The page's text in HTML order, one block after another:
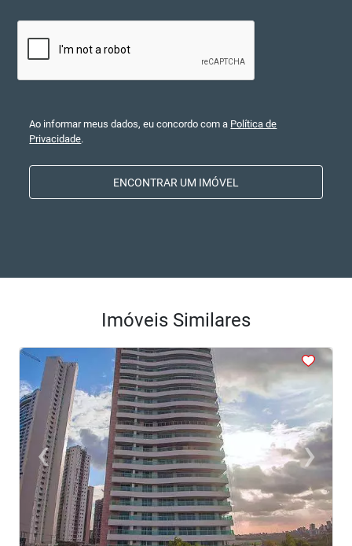
Ao informar meus dados, eu concordo com a Política de
Privacidade.
ENCONTRAR UM IMÓVEL
Imóveis Similares
<<< <
‹
Previous ›Next